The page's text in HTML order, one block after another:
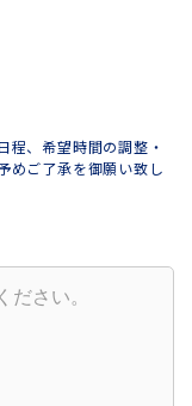
程、希望時間の調整・
めご了承を御願い致し